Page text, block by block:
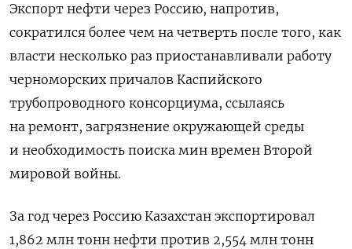
Экспорт нефти через Россию, напротив,
сократился более чем на четверть после того, как
власти несколько раз приостанавливали работу
черноморских причалов Каспийского
трубопроводного консорциума, ссылаясь
на ремонт, загрязнение окружающей среды
и необходимость поиска мин времен Второй
мировой войны.
За год через Россию Казахстан экспортировал
1,862 млн тонн нефти против 2,554 млн тонн